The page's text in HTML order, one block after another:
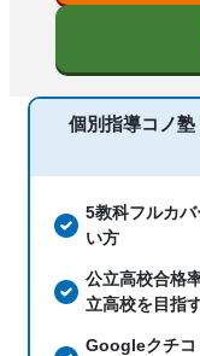
個別指導コノ
5教科フルカ
い方
公立高校合格
立高校を目指
Googleクチコ